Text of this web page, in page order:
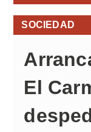
SOCIEDAD
El